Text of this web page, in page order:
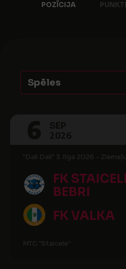
POZĪCIJA PUNKTI
Spēles
"Dali Dali" 3. līga 2026 -
FK
BEBRI
FK VALKA
MTC ''Staicele''